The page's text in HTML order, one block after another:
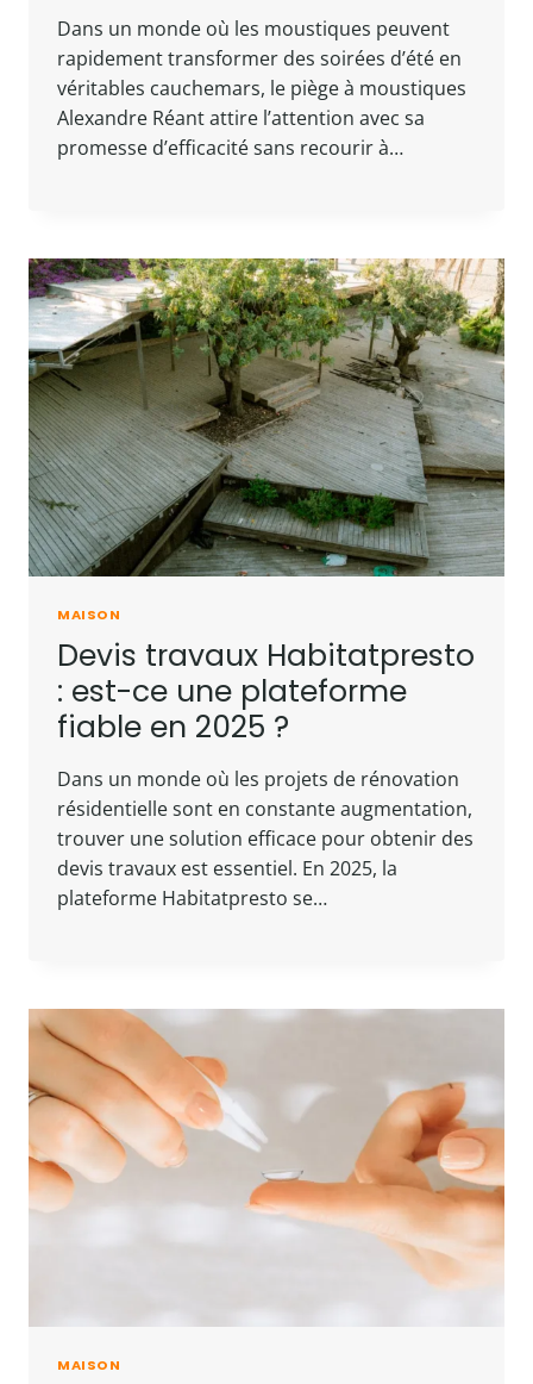
Dans un monde où les moustiques peuvent
rapidement transformer des soirées d’été en
véritables cauchemars, le piège à moustiques
Alexandre Réant attire l’attention avec sa
promesse d’efficacité sans recourir à…
MAISON
Devis travaux Habitatpresto
: est-ce une plateforme
fiable en 2025 ?
Dans un monde où les projets de rénovation
résidentielle sont en constante augmentation,
trouver une solution efficace pour obtenir des
devis travaux est essentiel. En 2025, la
plateforme Habitatpresto se…
MAISON